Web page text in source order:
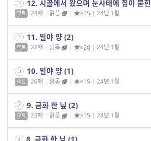
13 12. 시골에서 왔으며 눈사태에 집이 묻
무료 24매 | 읽음 | ×15 | 24년 1월
12 11. 밀야 양 (2)
무료 22매 | 읽음 | ×20 | 24년 1월
11 10. 밀야 양 (1)
무료 26매 | 읽음 | ×15 | 24년 1월
10 9. 금화 한 닢 (2)
무료 23매 | 읽음 | ×15 | 24년 1월
9